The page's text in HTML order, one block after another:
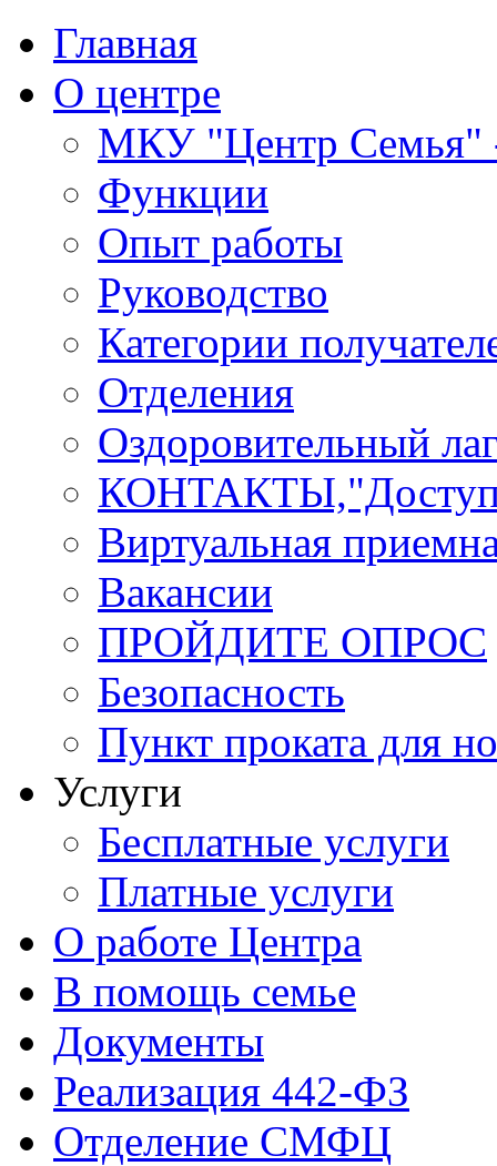
Главная
О центре
МКУ "Центр Семья"
Функции
Опыт работы
Руководство
Категории
Отделения
Оздоровительный
Виртуальная
Вакансии
ПРОЙДИТЕ ОПРОС
Безопасность
Пункт проката для
Услуги
Бесплатные услуги
Платные услуги
О работе Центра
В помощь семье
Документы
Реализация 442-ФЗ
Отделение СМФЦ